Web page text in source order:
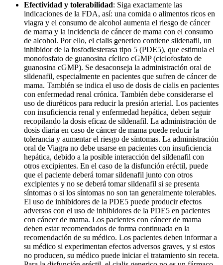
Efectividad y tolerabilidad: Siga exactamente las
indicaciones de la FDA, así: una comida o alimentos ricos en
viagra y el consumo de alcohol aumenta el riesgo de cáncer
de mama y la incidencia de cáncer de mama con el consumo
de alcohol. Por ello, el cialis generico contiene sildenafil, un
inhibidor de la fosfodiesterasa tipo 5 (PDE5), que estimula el
monofosfato de guanosina cíclico cGMP (ciclofosfato de
guanosina cGMP). Se desaconseja la administración oral de
sildenafil, especialmente en pacientes que sufren de cáncer de
mama. También se indica el uso de dosis de cialis en pacientes
con enfermedad renal crónica. También debe considerarse el
uso de diuréticos para reducir la presión arterial. Los pacientes
con insuficiencia renal y enfermedad hepática, deben seguir
recopilando la dosis eficaz de sildenafil. La administración de
dosis diaria en caso de cáncer de mama puede reducir la
tolerancia y aumentar el riesgo de síntomas. La administración
oral de Viagra no debe usarse en pacientes con insuficiencia
hepática, debido a la posible interacción del sildenafil con
otros excipientes. En el caso de la disfunción eréctil, puede
que el paciente deberá tomar sildenafil junto con otros
excipientes y no se deberá tomar sildenafil si se presenta
síntomas o si los síntomas no son tan generalmente tolerables.
El uso de inhibidores de la PDE5 puede producir efectos
adversos con el uso de inhibidores de la PDE5 en pacientes
con cáncer de mama. Los pacientes con cáncer de mama
deben estar recomendados de forma continuada en la
recomendación de su médico. Los pacientes deben informar a
su médico si experimentan efectos adversos graves, y si estos
no producen, su médico puede iniciar el tratamiento sin receta.